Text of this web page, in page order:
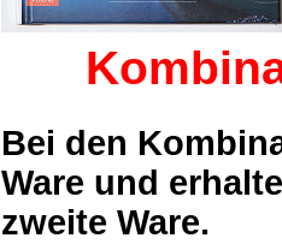
Bei den
Ware und
zweite Ware.